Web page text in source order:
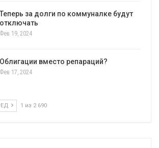
Теперь за долги по коммуналке будут
отключать
Фев 19, 2024
Облигации вместо репараций?
Фев 17, 2024
1 из 2 690